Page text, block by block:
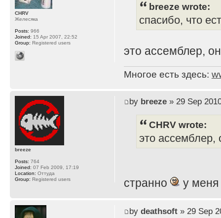
breeze wrote:
спасибо, что
это ассемблер,
Многое есть здесь:
CHRV
Желесяка
Posts: 966
Joined: 15 Apr 2007, 22:52
Group: Registered users
by breeze» 29 Sep
CHRV wrote:
это ассемблер,
странно у меня
breeze
Posts: 764
Joined: 07 Feb 2009, 17:19
Location: Оттуда
Group: Registered users
by deathsoft» 29 Sep